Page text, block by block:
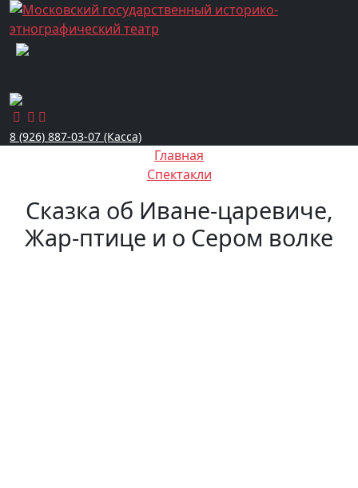
8 (926) 887-03-07 (Касса)
Сказка об Иване-царевиче,
Жар-птице и о Сером волке
Главная
Спектакли